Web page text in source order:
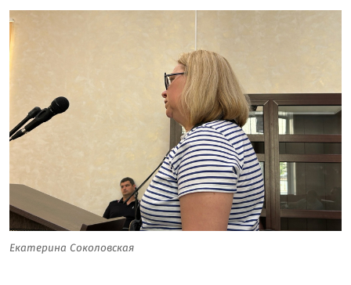
Екатерина Соколовская